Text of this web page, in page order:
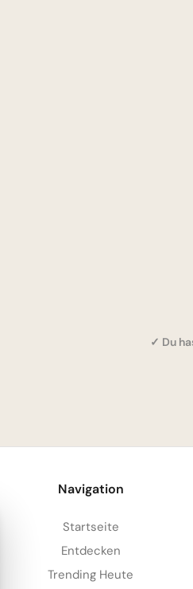
✓ Du
Navigation
Startseite
Entdecken
Trending Heute